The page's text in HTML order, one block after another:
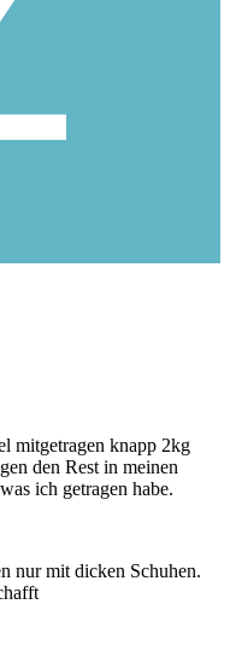
mitgetragen knapp 2kg
den Rest in meinen
ich getragen habe.
nur mit dicken Schuhen.